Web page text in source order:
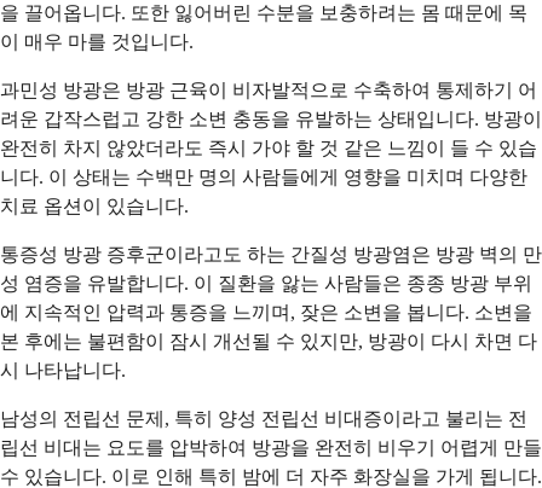
을 끌어옵니다. 또한 잃어버린 수분을 보충하려는 몸 때문에 목
이 매우 마를 것입니다.
과민성 방광은 방광 근육이 비자발적으로 수축하여 통제하기 어
려운 갑작스럽고 강한 소변 충동을 유발하는 상태입니다. 방광이
완전히 차지 않았더라도 즉시 가야 할 것 같은 느낌이 들 수 있습
니다. 이 상태는 수백만 명의 사람들에게 영향을 미치며 다양한
치료 옵션이 있습니다.
통증성 방광 증후군이라고도 하는 간질성 방광염은 방광 벽의 만
성 염증을 유발합니다. 이 질환을 앓는 사람들은 종종 방광 부위
에 지속적인 압력과 통증을 느끼며, 잦은 소변을 봅니다. 소변을
본 후에는 불편함이 잠시 개선될 수 있지만, 방광이 다시 차면 다
시 나타납니다.
남성의 전립선 문제, 특히 양성 전립선 비대증이라고 불리는 전
립선 비대는 요도를 압박하여 방광을 완전히 비우기 어렵게 만들
수 있습니다. 이로 인해 특히 밤에 더 자주 화장실을 가게 됩니다.